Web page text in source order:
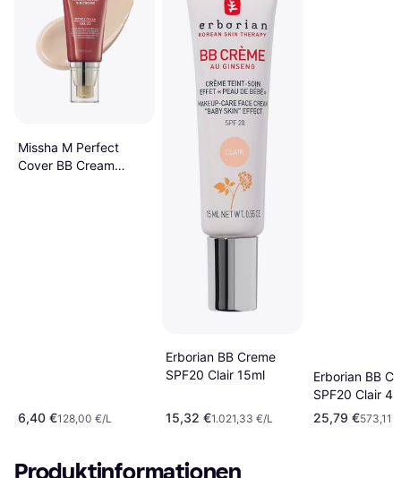
Missha M Perfect
Cover BB Cream
6,40 €128,00 €/L
Erborian BB Creme
SPF20 Clair 15ml
15,32 €1.021,33 €/L
Erborian BB
SPF20 Clair
25,79 €573,11
Produktinformationen